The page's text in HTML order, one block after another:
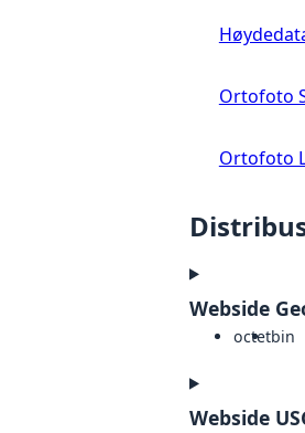
Ortofoto
Ortofoto
Webside
octetbin
Webside